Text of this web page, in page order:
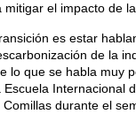
mitigar el impacto de
es estar
de la
lo que se habla muy
Internacional
durante el